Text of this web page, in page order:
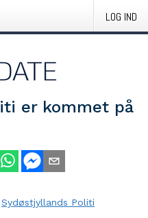
LOG IND
er kommet på
Sydøstjyllands Politi